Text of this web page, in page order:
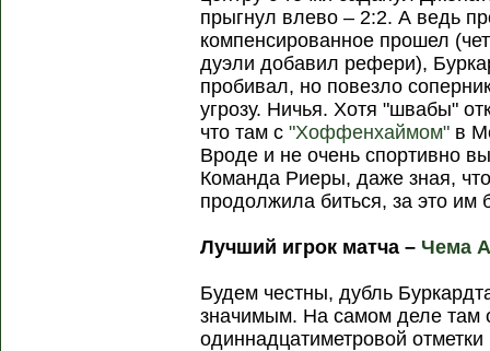
прыгнул влево – 2:2. А ведь
компенсированное прошел
дуэли добавил рефери),
пробивал, но повезло
угрозу. Ничья. Хотя "швабы"
что там с"Хоффенхаймом" в
Вроде и не очень спортивно
Команда Риеры, даже зная,
продолжила биться, за это им
Лучший игрок матча – Чема
Будем честны, дубль
значимым. На самом деле там
одиннадцатиметровой